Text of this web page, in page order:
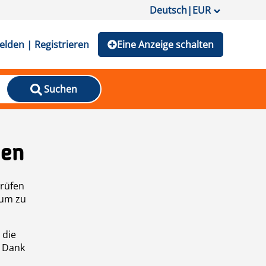
Deutsch|EUR
| Registrieren Eine Anzeige schalten
Suchen
zu
die